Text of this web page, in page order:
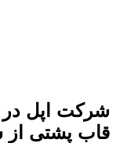
شرکت اپل
قاب پشتی از